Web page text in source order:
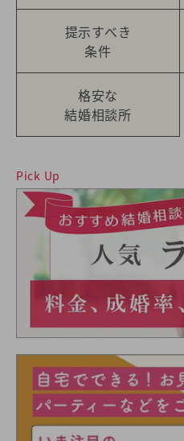
提示すべき
条件
格安な
結婚相談所
Pick Up